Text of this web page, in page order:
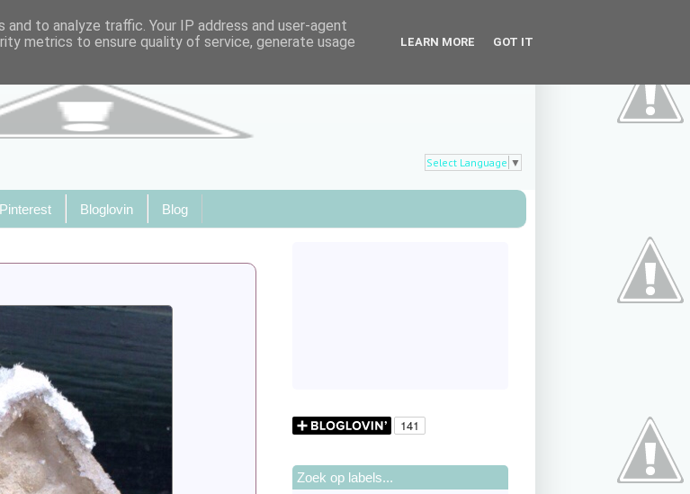
Select Language ▼
Pinterest Bloglovin Blog
Zoek op labels...
to analyze traffic. Your IP address and user-agent
metrics to ensure quality of service, generate usage
LEARN MORE GOT IT